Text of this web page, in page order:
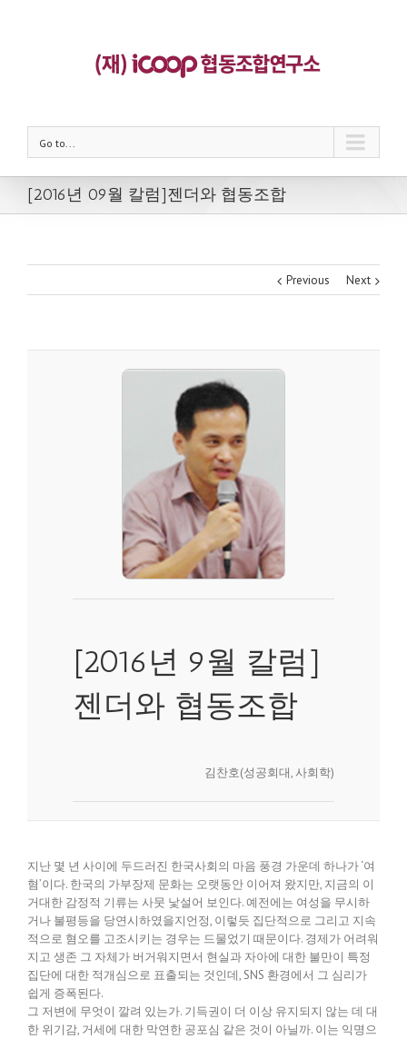
Go to...
[2016년 09월 칼럼]젠더와 협동조합
Previous Next
[2016년 9월 칼럼]
젠더와 협동조합
김찬호(성공회대, 사회학)
지난 몇 년 사이에 두드러진 한국사회의 마음 풍경 가운데 하나가 ‘여
혐’이다. 한국의 가부장제 문화는 오랫동안 이어져 왔지만, 지금의 이
거대한 감정적 기류는 사뭇 낯설어 보인다. 예전에는 여성을 무시하
거나 불평등을 당연시하였을지언정, 이렇듯 집단적으로 그리고 지속
적으로 혐오를 고조시키는 경우는 드물었기 때문이다. 경제가 어려워
지고 생존 그 자체가 버거워지면서 현실과 자아에 대한 불만이 특정
집단에 대한 적개심으로 표출되는 것인데, SNS 환경에서 그 심리가
쉽게 증폭된다.
그 저변에 무엇이 깔려 있는가. 기득권이 더 이상 유지되지 않는 데 대
한 위기감, 거세에 대한 막연한 공포심 같은 것이 아닐까. 이는 익명으